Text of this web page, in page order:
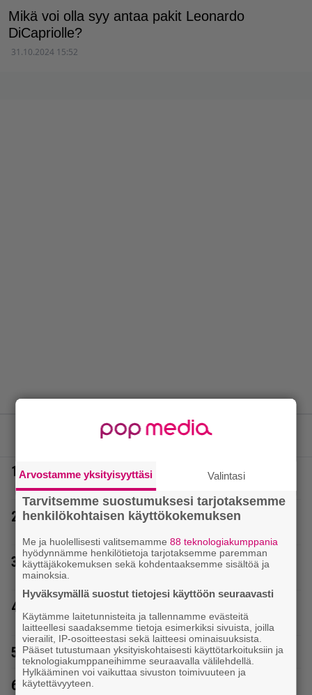
Mikä voi olla syy antaa pakit Leonardo
DiCapriolle?
31.10.2024 15:52
LUETUIMMAT JUTUT
1.
Eurojackpotissa poksahti 32,7 miljoonaa, ja tänne
Suomen isoin voitto meni
2.
Sara ja Mikko Parikka etsivät uutta kotia –
3.
Vappu Pimiä sai huonoa palvelua ravintolassa –
pettyi siellä kahteen asiaan
4.
edes riitä, näin se tapahtui
5. Poliisi teki surullisen löydön Lohjalla
6.
Janne Katajan Krista-vaimon raskausvatsa
Arvostamme yksityisyyttäsi Valintasi
Tarvitsemme suostumuksesi tarjotaksemme
henkilökohtaisen käyttökokemuksen
Me ja huolellisesti valitsemamme88 teknologiakumppania
hyödynnämme henkilötietoja tarjotaksemme paremman
käyttäjäkokemuksen sekä kohdentaaksemme sisältöä ja
mainoksia.
Hyväksymällä suostut tietojesi käyttöön seuraavasti
Käytämme laitetunnisteita ja tallennamme evästeitä
laitteellesi saadaksemme tietoja esimerkiksi sivuista, joilla
vierailit, IP-osoitteestasi sekä laitteesi ominaisuuksista.
Pääset tutustumaan yksityiskohtaisesti käyttötarkoituksiin ja
teknologiakumppaneihimme seuraavalla välilehdellä.
Hylkääminen voi vaikuttaa sivuston toimivuuteen ja
käytettävyyteen.